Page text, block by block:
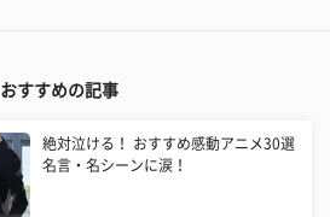
おすすめの記事
絶対泣ける！ おすすめ感動アニメ30選
名言・名シーンに涙！